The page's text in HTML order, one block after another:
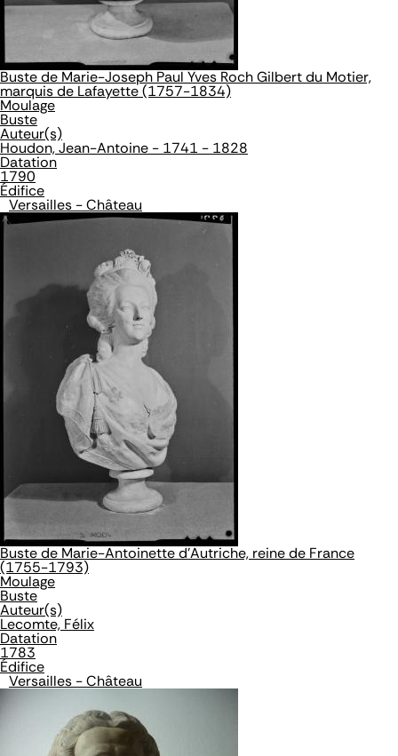
Buste de Marie-Joseph Paul Yves Roch Gilbert du Motier,
marquis de Lafayette (1757-1834)
Moulage
Buste
Auteur(s)
Houdon, Jean-Antoine - 1741 - 1828
Datation
1790
Édifice
Versailles - Château
Buste de Marie-Antoinette d'Autriche, reine de France
(1755-1793)
Moulage
Buste
Auteur(s)
Lecomte, Félix
Datation
1783
Édifice
Versailles - Château